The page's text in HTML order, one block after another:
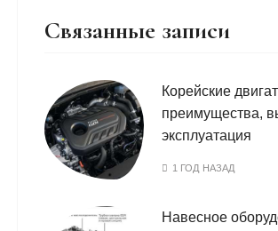
Связанные записи
Корейские
преимущества,
эксплуатация
1 ГОД НАЗАД
Навесное